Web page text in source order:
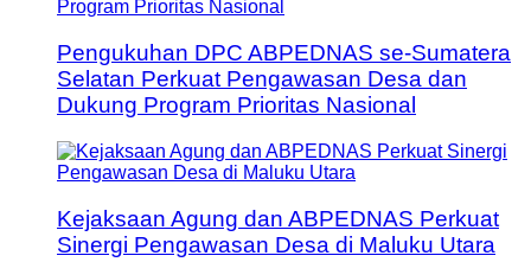
Pengukuhan DPC ABPEDNAS se-Sumatera
Selatan Perkuat Pengawasan Desa dan
Dukung Program Prioritas Nasional
Kejaksaan Agung dan ABPEDNAS Perkuat
Sinergi Pengawasan Desa di Maluku Utara